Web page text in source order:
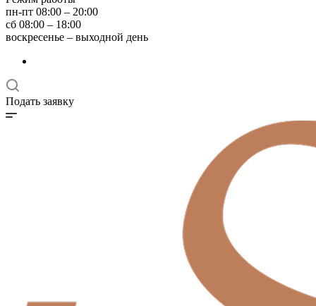
пн-пт 08:00 – 20:00
сб 08:00 – 18:00
воскресенье – выходной день
Подать заявку